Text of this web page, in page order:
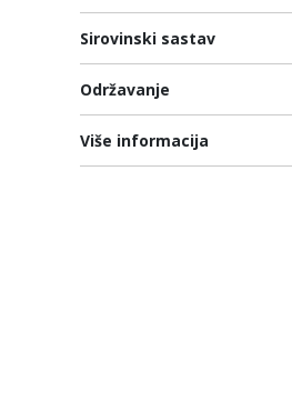
Sirovinski sastav
Održavanje
Više informacija